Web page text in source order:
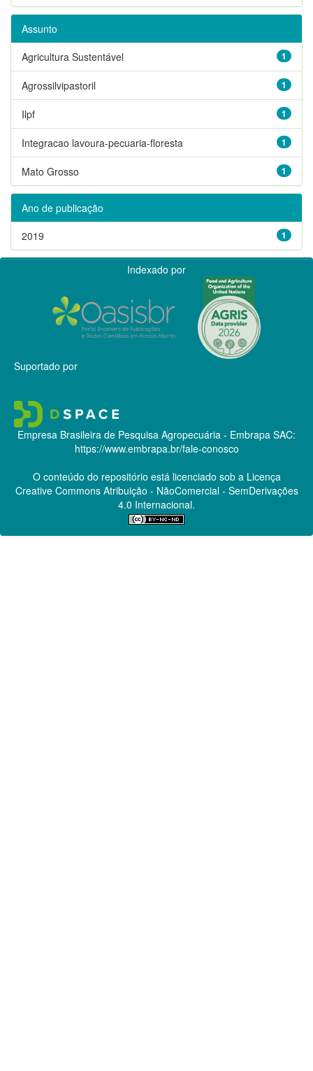
Assunto
1
Agricultura Sustentável
1
Agrossilvipastoril
1
Ilpf
1
Integracao lavoura-pecuaria-floresta
1
Mato Grosso
Ano de publicação
1
2019
Indexado por
Suportado por
Empresa Brasileira de Pesquisa Agropecuária - Embrapa SAC:
https://www.embrapa.br/fale-conosco
O conteúdo do repositório está licenciado sob a Licença
Creative CommonsAtribuição - NãoComercial - SemDerivações
4.0 Internacional.